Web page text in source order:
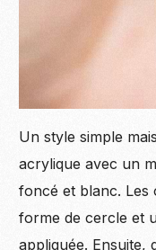
Un style simple
acrylique avec un
foncé et blanc. Les
forme de cercle et
appliquée. Ensuite,